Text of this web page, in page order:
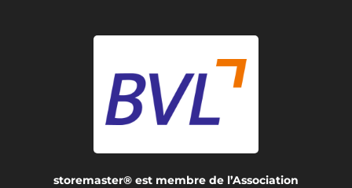
storemaster® est membre de l’Association